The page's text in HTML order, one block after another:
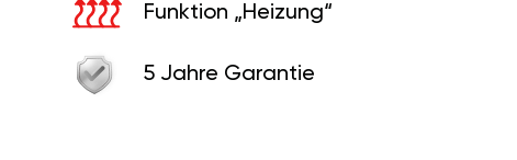
Funktion „Heizung“
5 Jahre Garantie